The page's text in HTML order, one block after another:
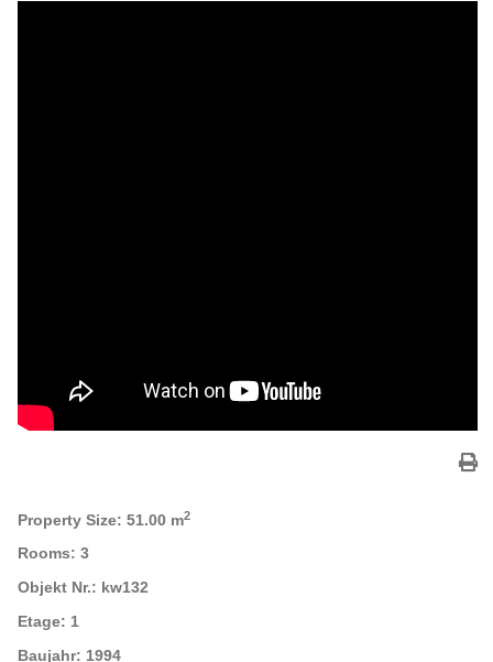
Property Size: 51.00 m2
Rooms: 3
Objekt Nr.: kw132
Etage: 1
Baujahr: 1994